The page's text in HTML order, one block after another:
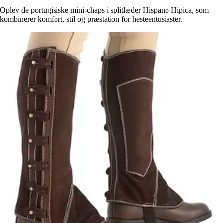
Oplev de portugisiske mini-chaps i splitlæder Hispano Hipica, som
kombinerer komfort, stil og præstation for hesteentusiaster.